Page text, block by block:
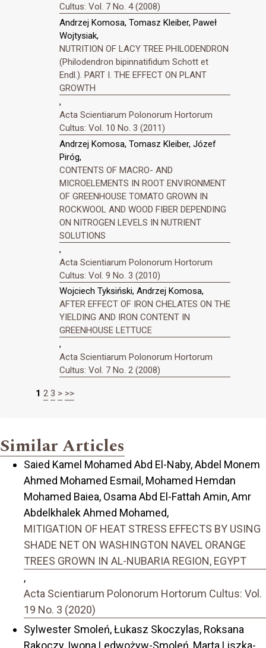
Cultus: Vol. 7 No. 4 (2008)
Andrzej Komosa, Tomasz Kleiber, Paweł
Wojtysiak,
NUTRITION OF LACY TREE PHILODENDRON
(Philodendron bipinnatifidum Schott et
Endl.). PART I. THE EFFECT ON PLANT
GROWTH
,
Acta Scientiarum Polonorum Hortorum
Cultus: Vol. 10 No. 3 (2011)
Andrzej Komosa, Tomasz Kleiber, Józef
Piróg,
CONTENTS OF MACRO- AND
MICROELEMENTS IN ROOT ENVIRONMENT
OF GREENHOUSE TOMATO GROWN IN
ROCKWOOL AND WOOD FIBER DEPENDING
ON NITROGEN LEVELS IN NUTRIENT
SOLUTIONS
,
Acta Scientiarum Polonorum Hortorum
Cultus: Vol. 9 No. 3 (2010)
Wojciech Tyksiński, Andrzej Komosa,
AFTER EFFECT OF IRON CHELATES ON THE
YIELDING AND IRON CONTENT IN
GREENHOUSE LETTUCE
,
Acta Scientiarum Polonorum Hortorum
Cultus: Vol. 7 No. 2 (2008)
1 2 3 > >>
Similar Articles
Saied Kamel Mohamed Abd El-Naby, Abdel Monem
Ahmed Mohamed Esmail, Mohamed Hemdan
Mohamed Baiea, Osama Abd El-Fattah Amin, Amr
Abdelkhalek Ahmed Mohamed,
MITIGATION OF HEAT STRESS EFFECTS BY USING
SHADE NET ON WASHINGTON NAVEL ORANGE
TREES GROWN IN AL-NUBARIA REGION, EGYPT
,
Acta Scientiarum Polonorum Hortorum Cultus: Vol.
19 No. 3 (2020)
Sylwester Smoleń, Łukasz Skoczylas, Roksana
Rakoczy, Iwona Ledwożyw-Smoleń, Marta Liszka-